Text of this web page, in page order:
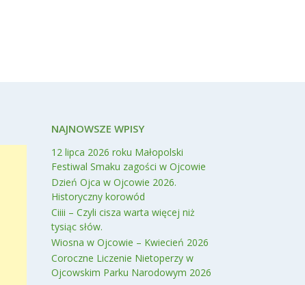
NAJNOWSZE WPISY
12 lipca 2026 roku Małopolski
Festiwal Smaku zagości w Ojcowie
Dzień Ojca w Ojcowie 2026.
Historyczny korowód
Ciiii – Czyli cisza warta więcej niż
tysiąc słów.
Wiosna w Ojcowie – Kwiecień 2026
Coroczne Liczenie Nietoperzy w
Ojcowskim Parku Narodowym 2026